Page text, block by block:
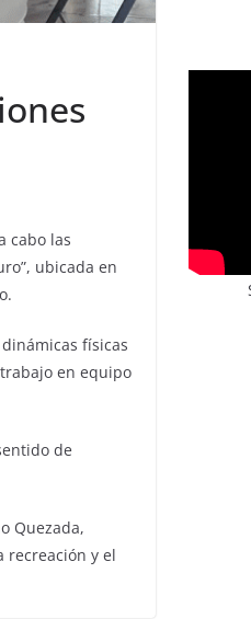
cabo las
ubicada en
físicas
en equipo
de
Quezada,
recreación y el